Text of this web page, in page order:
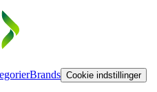
Brands Cookie indstillinger